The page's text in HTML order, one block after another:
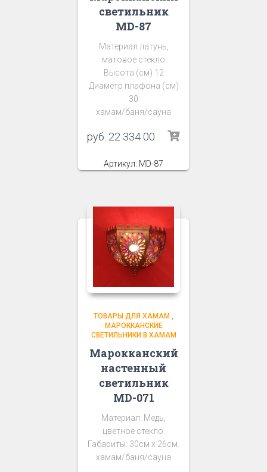
светильник
MD-87
Материал латунь,
матовое стекло
Высота (см) 12
Диаметр плафона (см)
30
хамам/баня/сауна
руб. 22 334 00
Артикул: MD-87
ТОВАРЫ ДЛЯ ХАМАМ ,
МАРОККАНСКИЕ
СВЕТИЛЬНИКИ В ХАМАМ
Марокканский
настенный
светильник
MD-071
Материал: Медь,
цветное стекло.
Габариты: 30см х 26см.
хамам/баня/сауна